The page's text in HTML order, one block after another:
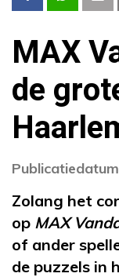
MAX
de
Zolang het
op MAX
of ander
de puzzels in